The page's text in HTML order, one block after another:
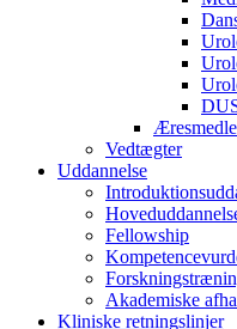
Vedtægter
Uddannelse
Fellowship
Akademiske
Kliniske retningslinjer